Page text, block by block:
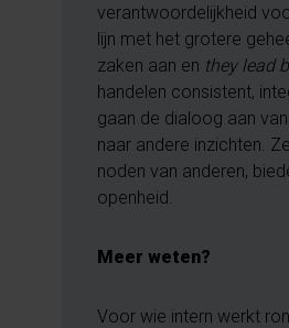
verantwoordelijkheid
lijn met het grotere
zaken aan en they lead
handelen consistent,
gaan de dialoog aan
naar andere inzichten.
noden van anderen,
openheid.
Meer weten?
Voor wie intern werkt